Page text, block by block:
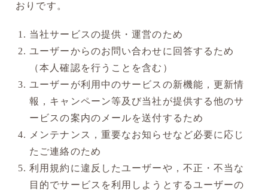
おりです。
当社サービスの提供・運営のため
ユーザーからのお問い合わせに回答するため
（本人確認を行うことを含む）
ユーザーが利用中のサービスの新機能，更新情
報，キャンペーン等及び当社が提供する他のサ
ービスの案内のメールを送付するため
メンテナンス，重要なお知らせなど必要に応じ
たご連絡のため
利用規約に違反したユーザーや，不正・不当な
目的でサービスを利用しようとするユーザーの